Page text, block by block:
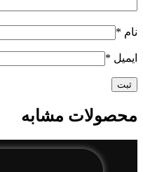
نام *
ایمیل *
محصولات مشابه